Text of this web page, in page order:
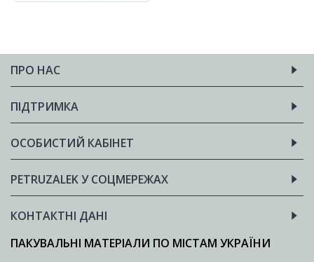
ПРО НАС
ПІДТРИМКА
ОСОБИСТИЙ КАБІНЕТ
PETRUZALEK У СОЦМЕРЕЖАХ
КОНТАКТНІ ДАНІ
ПАКУВАЛЬНІ МАТЕРІАЛИ ПО МІСТАМ УКРАЇНИ